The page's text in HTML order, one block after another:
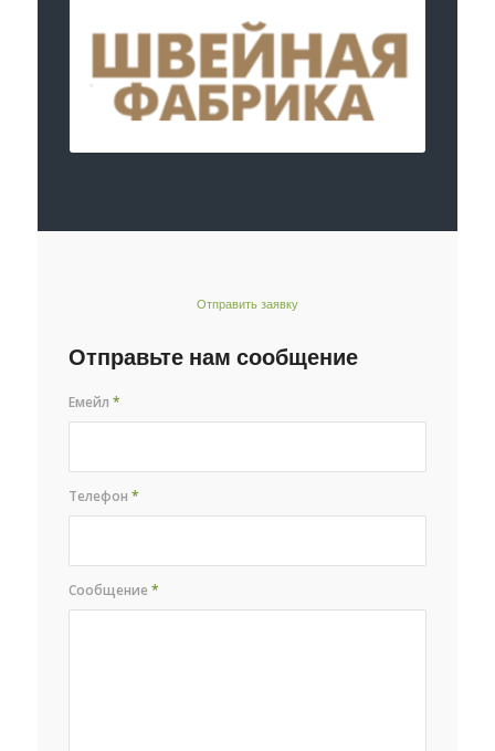
Отправить заявку
Отправьте нам сообщение
Емейл*
Телефон*
Сообщение*